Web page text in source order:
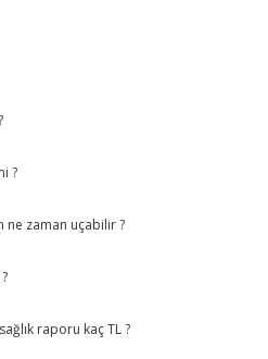
?
ne zaman uçabilir ?
raporu kaç TL ?